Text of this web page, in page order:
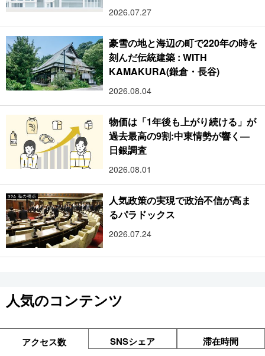
2026.07.27
豪雪の地と海辺の町で220年の時を
刻んだ伝統建築 : WITH
KAMAKURA(鎌倉・長谷)
2026.08.04
物価は「1年後も上がり続ける」が
過去最高の9割:中東情勢が響く―
日銀調査
2026.08.01
人気政策の実現で政治不信が高ま
るパラドックス
2026.07.24
人気のコンテンツ
アクセス数 SNSシェア 滞在時間